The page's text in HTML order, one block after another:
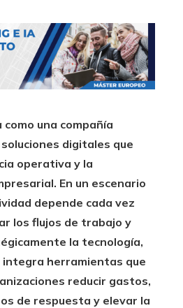
una compañía
digitales que
operativa y la
En un escenario
depende cada vez
los flujos de trabajo y
la tecnología,
integra herramientas que
reducir gastos,
de respuesta y elevar la